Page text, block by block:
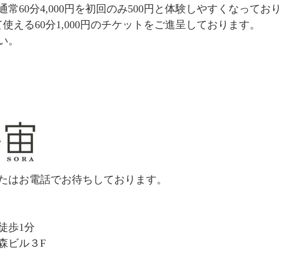
60分4,000円を初回のみ500円と体験しやすくなっており
える60分1,000円のチケットをご進呈しております。
。
はお電話でお待ちしております。
歩1分
ビル３F